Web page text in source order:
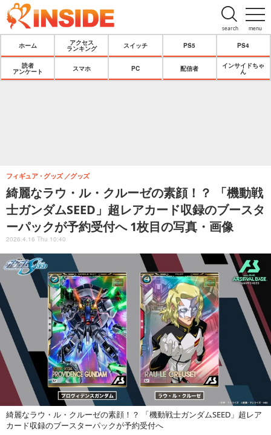
menu
search
ホーム
アクセス
ランキング
スイッチ PS5 PS4
読者
アンケート
スマホ PC 配信者
インサイドちゃ
ん
綺麗なラウ・ル・クルーゼの素顔！？ 「機動戦
士ガンダムSEED」超レアカード収録のブースタ
ーパックが予約受付へ 1枚目の写真・画像
フィギュア・グッズ グッズ
2026.4.16 Thu 10:40
綺麗なラウ・ル・クルーゼの素顔！？ 「機動戦士ガンダムSEED」超レア
カード収録のブースターパックが予約受付へ